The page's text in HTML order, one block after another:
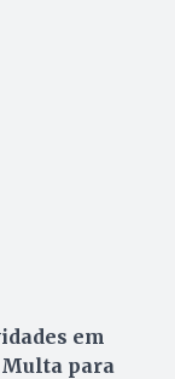
em
Multa para